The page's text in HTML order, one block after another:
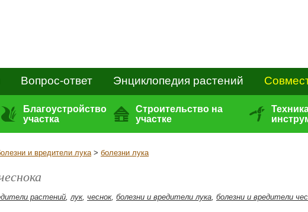
Вопрос-ответ Энциклопедия растений
Благоустройство
участка
Строительство на
участке
и вредители лука> болезни лука
растений,лук, чеснок, болезни и вредители лука, болезни и вредители